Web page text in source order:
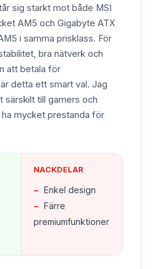
sig starkt mot både MSI
AM5 och Gigabyte ATX
i samma prisklass. För
bra nätverk och
att betala för
detta ett smart val. Jag
särskilt till gamers och
mycket prestanda för
NACKDELAR
− Enkel design
− Färre
premiumfunktioner